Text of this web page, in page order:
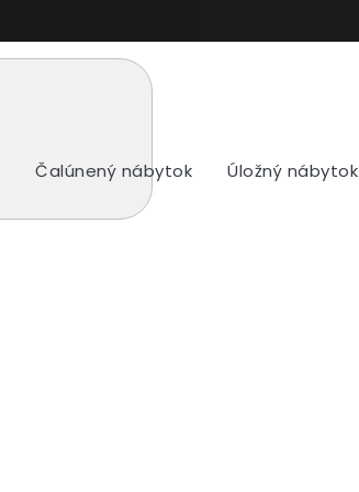
Čalúnený nábytok Úložný nábytok